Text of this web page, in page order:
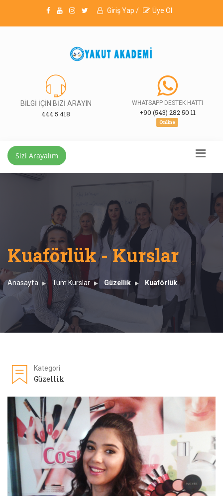
Giriş Yap / Üye Ol
BİLGİ İÇİN BİZİ ARAYIN
444 5 418
WHATSAPP DESTEK HATTI
+90 (543) 282 50 11
Online
Sizi Arayalım
Kuaförlük - Kurslar
Anasayfa Tüm Kurslar Güzellik Kuaförlük
Kategori
Güzellik